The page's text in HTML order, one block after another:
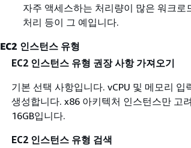
자주 액세스하는 처리량이 많은 워크
처리 등이 그 예입니다.
EC2 인스턴스 유형
EC2 인스턴스 유형 권장 사항 가져오기
기본 선택 사항입니다. vCPU 및 메모리
생성합니다. x86 아키텍처 인스턴스만 고
16GB입니다.
EC2 인스턴스 유형 검색